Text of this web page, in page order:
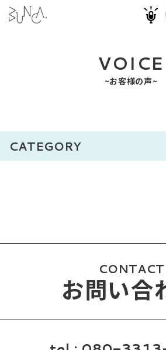
VOICE
~お客様の声~
CATEGORY
CONTACT
お問い合